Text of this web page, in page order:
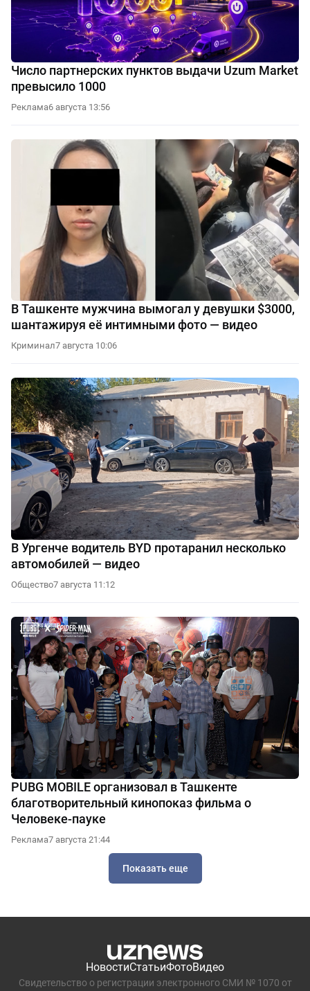
Число партнерских пунктов выдачи Uzum Market
превысило 1000
Реклама6 августа 13:56
В Ташкенте мужчина вымогал у девушки $3000,
шантажируя её интимными фото — видео
Криминал7 августа 10:06
В Ургенче водитель BYD протаранил несколько
автомобилей — видео
Общество7 августа 11:12
PUBG MOBILE организовал в Ташкенте
благотворительный кинопоказ фильма о
Человеке-пауке
Реклама7 августа 21:44
Показать еще
НовостиСтатьиФотоВидео
Свидетельство о регистрации электронного СМИ № 1070 от